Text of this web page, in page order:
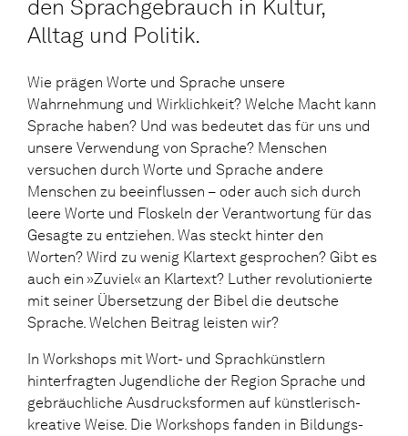
den Sprachgebrauch in Kultur,
Alltag und Politik.
Wie prägen Worte und Sprache unsere
Wahrnehmung und Wirklichkeit? Welche Macht kann
Sprache haben? Und was bedeutet das für uns und
unsere Verwendung von Sprache? Menschen
versuchen durch Worte und Sprache andere
Menschen zu beeinflussen – oder auch sich durch
leere Worte und Floskeln der Verantwortung für das
Gesagte zu entziehen. Was steckt hinter den
Worten? Wird zu wenig Klartext gesprochen? Gibt es
auch ein »Zuviel« an Klartext? Luther revolutionierte
mit seiner Übersetzung der Bibel die deutsche
Sprache. Welchen Beitrag leisten wir?
In Workshops mit Wort- und Sprachkünstlern
hinterfragten Jugendliche der Region Sprache und
gebräuchliche Ausdrucksformen auf künstlerisch-
kreative Weise. Die Workshops fanden in Bildungs-